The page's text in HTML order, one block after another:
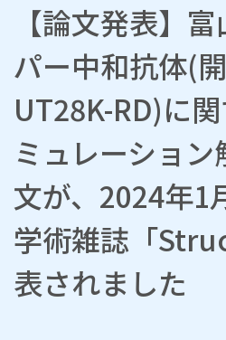
【論文発表】
パー中和抗体(
UT28K-RD)に
ミュレーショ
文が、2024年1
学術雑誌「
表されました